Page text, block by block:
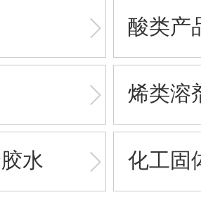
酸类产
烯类溶
水 化工固